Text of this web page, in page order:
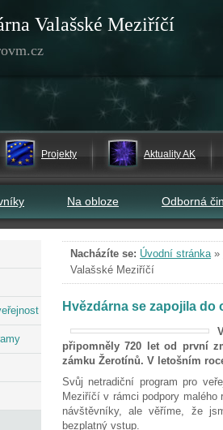
Valašské Meziříčí
Projekty Aktuality AK
Na obloze Odborná
Nacházíte se: Úvodní stránka»
Valašské Meziříčí
Hvězdárna se zapojila do
připomněly 720 let od první
zámku Žerotínů. V letošním
Svůj netradiční program pro
Meziříčí v rámci podpory
návštěvníky, ale věříme, že
bezplatný vstup.